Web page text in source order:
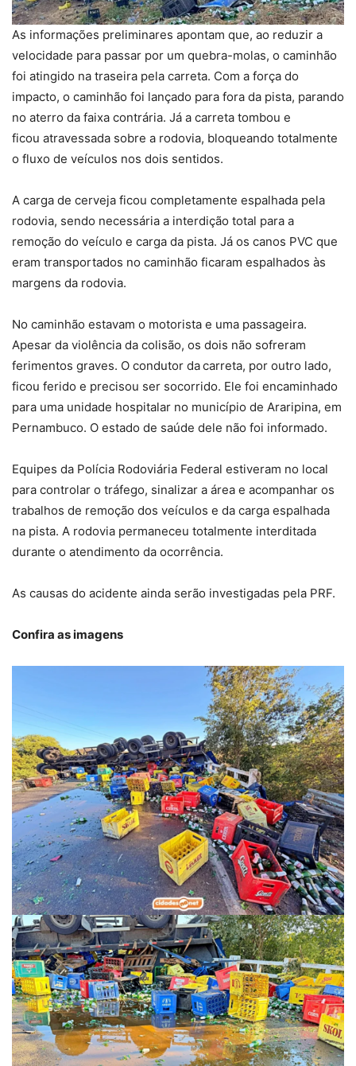
As informações preliminares apontam que, ao reduzir a
velocidade para passar por um quebra-molas, o caminhão
foi atingido na traseira pela carreta. Com a força do
impacto, o caminhão foi lançado para fora da pista, parando
no aterro da faixa contrária. Já a carreta tombou e
ficou atravessada sobre a rodovia, bloqueando totalmente
o fluxo de veículos nos dois sentidos.
A carga de cerveja ficou completamente espalhada pela
rodovia, sendo necessária a interdição total para a
remoção do veículo e carga da pista. Já os canos PVC que
eram transportados no caminhão ficaram espalhados às
margens da rodovia.
No caminhão estavam o motorista e uma passageira.
Apesar da violência da colisão, os dois não sofreram
ferimentos graves. O condutor dacarreta, por outro lado,
ficou ferido e precisou ser socorrido. Ele foi encaminhado
para uma unidade hospitalar no município de Araripina, em
Pernambuco. O estado de saúde dele não foi informado.
Equipes da Polícia Rodoviária Federal estiveram no local
para controlar o tráfego, sinalizar a área e acompanhar os
trabalhos de remoção dos veículos e da carga espalhada
na pista. A rodovia permaneceu totalmente interditada
durante o atendimento da ocorrência.
As causas do acidente ainda serão investigadas pela PRF.
Confira as imagens